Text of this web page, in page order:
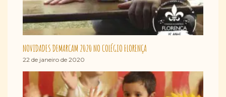
NOVIDADES DEMARCAM 2020 NO COLÉGIO FLORENÇA
22 de janeiro de 2020